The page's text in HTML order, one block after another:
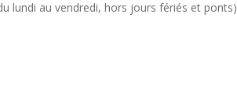
lundi au vendredi, hors jours fériés et ponts)